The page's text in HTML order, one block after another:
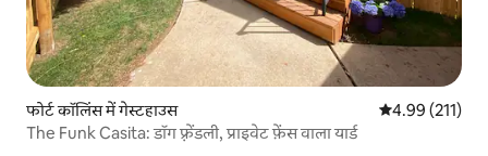
फोर्ट कॉलिंस में गेस्टहाउस औसत रेटिंग 5 में से
4.99 (211)
The Funk Casita: डॉग फ़्रेंडली, प्राइवेट फ़ेंस वाला यार्ड